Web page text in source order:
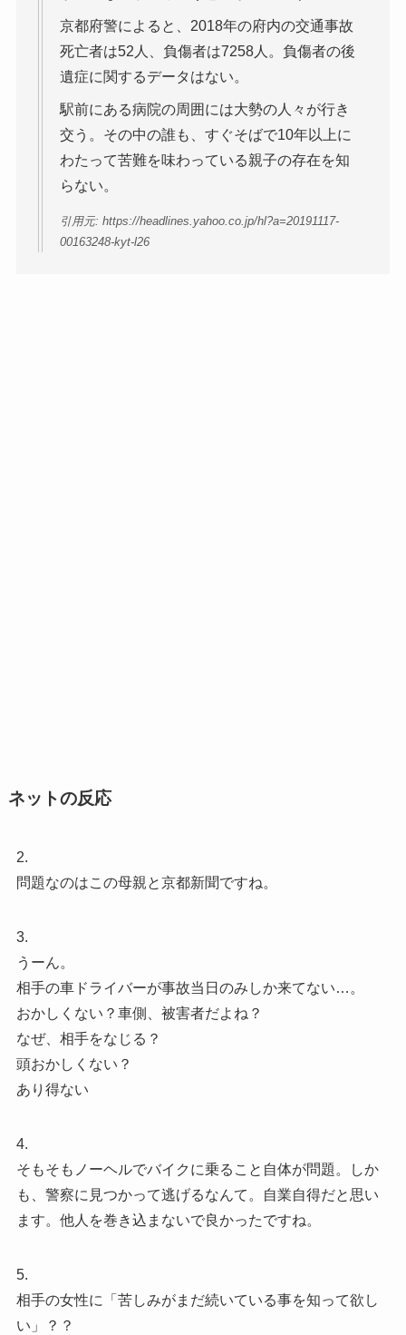
京都府警によると、2018年の府内の交通事故
死亡者は52人、負傷者は7258人。負傷者の後
遺症に関するデータはない。
駅前にある病院の周囲には大勢の人々が行き
交う。その中の誰も、すぐそばで10年以上に
わたって苦難を味わっている親子の存在を知
らない。
引用元: https://headlines.yahoo.co.jp/hl?a=20191117-
00163248-kyt-l26
ネットの反応
2.
問題なのはこの母親と京都新聞ですね。
3.
うーん。
相手の車ドライバーが事故当日のみしか来てない…。
おかしくない？車側、被害者だよね？
なぜ、相手をなじる？
頭おかしくない？
あり得ない
4.
そもそもノーヘルでバイクに乗ること自体が問題。しか
も、警察に見つかって逃げるなんて。自業自得だと思い
ます。他人を巻き込まないで良かったですね。
5.
相手の女性に「苦しみがまだ続いている事を知って欲し
い」？？